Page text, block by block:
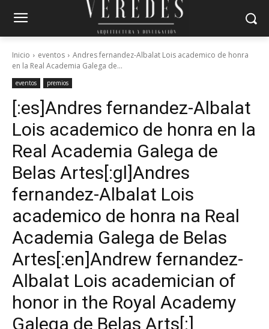
Inicio eventos
Andres fernandez-Albalat Lois academico de honra
en la Real Academia Galega de...
eventos premios
[:es]Andres fernandez-Albalat
Lois academico de honra en la
Real Academia Galega de
Belas Artes[:gl]Andres
fernandez-Albalat Lois
academico de honra na Real
Academia Galega de Belas
Artes[:en]Andrew fernandez-
Albalat Lois academician of
honor in the Royal Academy
Galega de Belas Arts[:]